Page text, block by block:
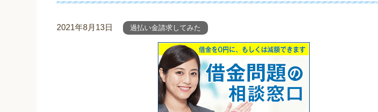
2021年8月13日 過払い金請求してみた